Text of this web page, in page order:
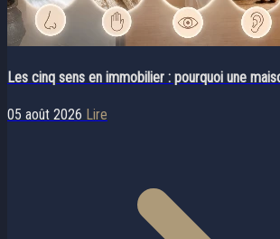
Les cinq sens en immobilier : pourquoi une
05 août 2026 Lire